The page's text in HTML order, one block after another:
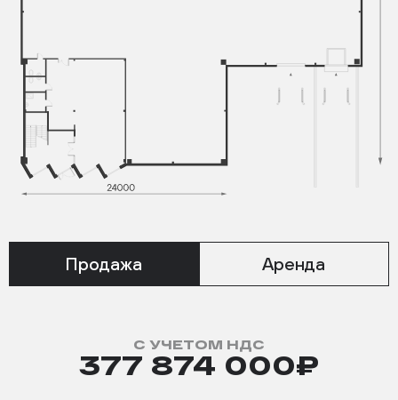
Продажа Аренда
С УЧЕТОМ НДС
377 874 000₽